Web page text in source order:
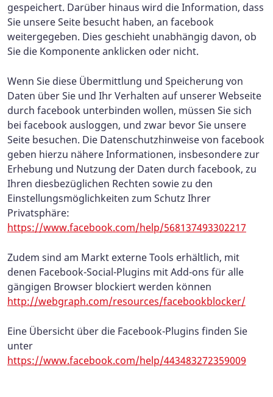
gespeichert. Darüber hinaus wird die Information, dass
Sie unsere Seite besucht haben, an facebook
weitergegeben. Dies geschieht unabhängig davon, ob
Sie die Komponente anklicken oder nicht.
Wenn Sie diese Übermittlung und Speicherung von
Daten über Sie und Ihr Verhalten auf unserer Webseite
durch facebook unterbinden wollen, müssen Sie sich
bei facebook ausloggen, und zwar bevor Sie unsere
Seite besuchen. Die Datenschutzhinweise von facebook
geben hierzu nähere Informationen, insbesondere zur
Erhebung und Nutzung der Daten durch facebook, zu
Ihren diesbezüglichen Rechten sowie zu den
Einstellungsmöglichkeiten zum Schutz Ihrer
Privatsphäre:
https://www.facebook.com/help/568137493302217
Zudem sind am Markt externe Tools erhältlich, mit
denen Facebook-Social-Plugins mit Add-ons für alle
gängigen Browser blockiert werden können
http://webgraph.com/resources/facebookblocker/
Eine Übersicht über die Facebook-Plugins finden Sie
unter
https://www.facebook.com/help/443483272359009